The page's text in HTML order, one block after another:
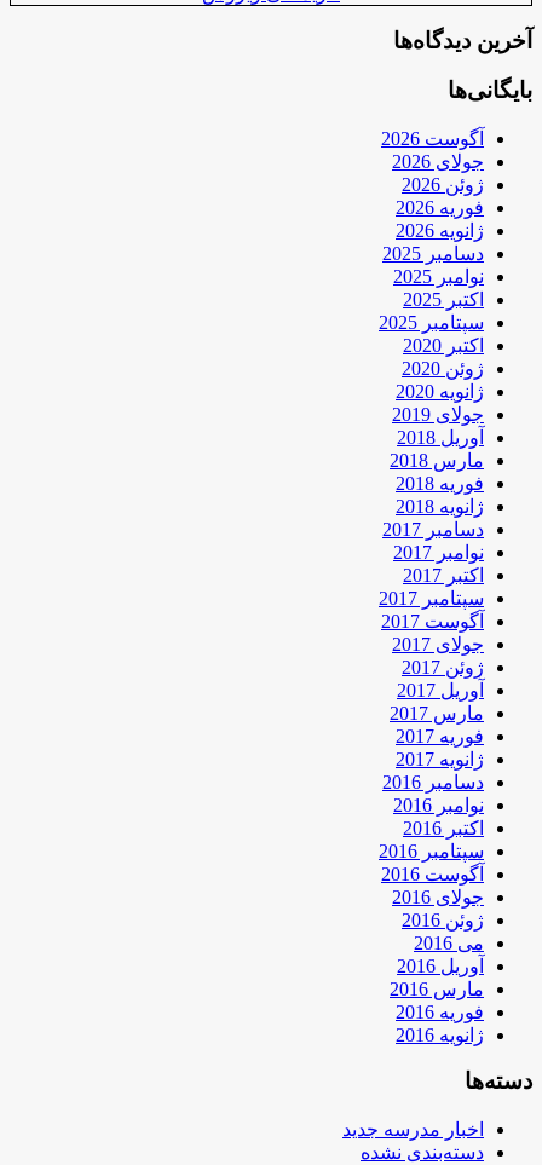
آخرین دیدگاه‌ها
بایگانی‌ها
آگوست 2026
جولای 2026
ژوئن 2026
فوریه 2026
ژانویه 2026
دسامبر 2025
نوامبر 2025
اکتبر 2025
سپتامبر 2025
اکتبر 2020
ژوئن 2020
ژانویه 2020
جولای 2019
آوریل 2018
مارس 2018
فوریه 2018
ژانویه 2018
دسامبر 2017
نوامبر 2017
اکتبر 2017
سپتامبر 2017
آگوست 2017
جولای 2017
ژوئن 2017
آوریل 2017
مارس 2017
فوریه 2017
ژانویه 2017
دسامبر 2016
نوامبر 2016
اکتبر 2016
سپتامبر 2016
آگوست 2016
جولای 2016
ژوئن 2016
می 2016
آوریل 2016
مارس 2016
فوریه 2016
ژانویه 2016
دسته‌ها
اخبار مدرسه جدید
دسته‌بندی نشده